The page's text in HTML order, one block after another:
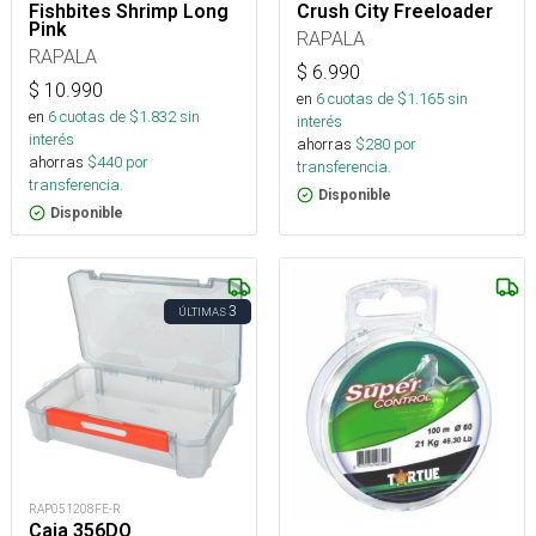
Fishbites Shrimp Long
Pink
RAPALA
$ 10.990
en 6cuotas de $1.832sin
interés
ahorras $440 por
transferencia.
Disponible
Crush City Freeloader
RAPALA
$ 6.990
en 6cuotas de $1.165sin
interés
ahorras $280 por
transferencia.
Disponible
ÚLTIMAS3
RAP051208FE-R
Caja 356DO